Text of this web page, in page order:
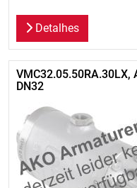
Detalhes
VMC32.05.50RA.30LX,
DN32